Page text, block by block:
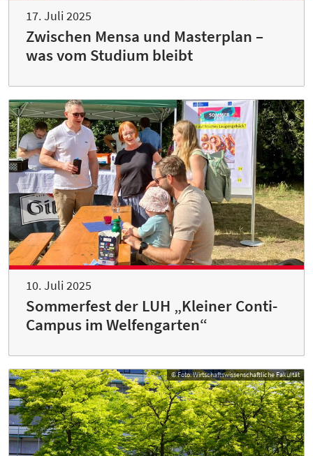
17. Juli 2025
Zwischen Mensa und Masterplan –
was vom Studium bleibt
10. Juli 2025
Sommerfest der LUH „Kleiner Conti-
Campus im Welfengarten“
© Foto: Wirtschaftswissenschaftliche Fakultät